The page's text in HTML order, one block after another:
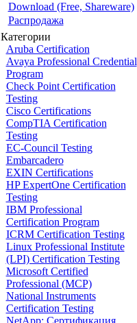
Download (Free, Shareware)
Распродажа
Категории
Aruba Certification
Avaya Professional Credential
Program
Check Point Certification
Testing
Cisco Certifications
CompTIA Certification
Testing
EC-Council Testing
Embarcadero
EXIN Certifications
HP ExpertOne Certification
Testing
IBM Professional
Certification Program
ICRM Certification Testing
Linux Professional Institute
(LPI) Certification Testing
Microsoft Certified
Professional (MCP)
National Instruments
Certification Testing
NetApp: Сертификация